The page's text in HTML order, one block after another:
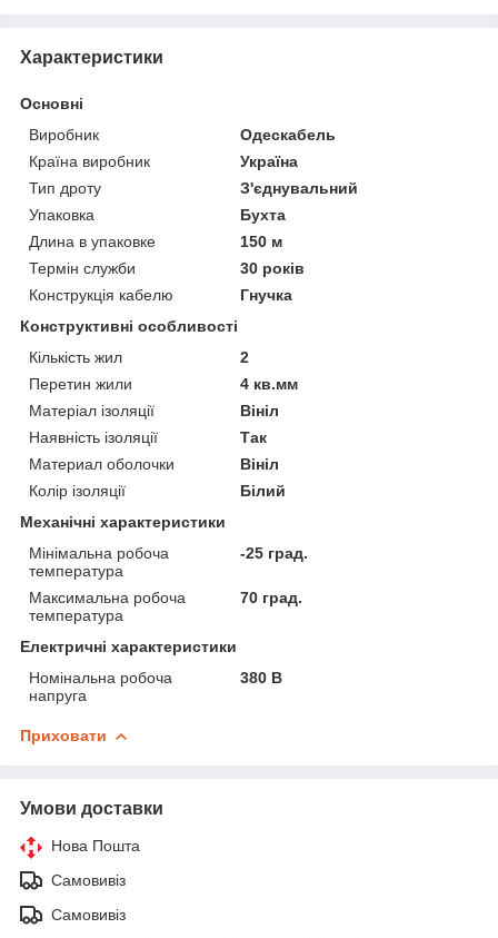
Характеристики
Основні
Виробник
Одескабель
Країна виробник
Україна
Тип дроту
З'єднувальний
Упаковка
Бухта
Длина в упаковке
150 м
Термін служби
30 років
Конструкція кабелю
Гнучка
Конструктивні особливості
Кількість жил
2
Перетин жили
4 кв.мм
Матеріал ізоляції
Вініл
Наявність ізоляції
Так
Материал оболочки
Вініл
Колір ізоляції
Білий
Механічні характеристики
Мінімальна робоча
температура
-25 град.
Максимальна робоча
температура
70 град.
Електричні характеристики
Номінальна робоча
напруга
380 В
Приховати
Умови доставки
Нова Пошта
Самовивіз
Самовивіз